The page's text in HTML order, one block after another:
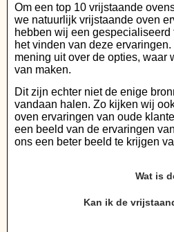
Om een top 10 vrijstaande
we natuurlijk vrijstaande oven
hebben wij een gespecialiseerd
het vinden van deze
mening uit over de opties, waar
van maken.
Dit zijn echter niet de enige
vandaan halen. Zo kijken wij
oven ervaringen van oude
een beeld van de ervaringen
ons een beter beeld te krijgen
Wat is
Kan ik de